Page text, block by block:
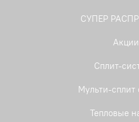
СУПЕР
Акции
Сплит-
Мульти-сплит
Тепловые